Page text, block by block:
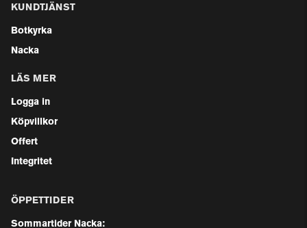
KUNDTJÄNST
Botkyrka
Nacka
LÄS MER
Logga in
Köpvillkor
Offert
Integritet
ÖPPETTIDER
Sommartider Nacka: